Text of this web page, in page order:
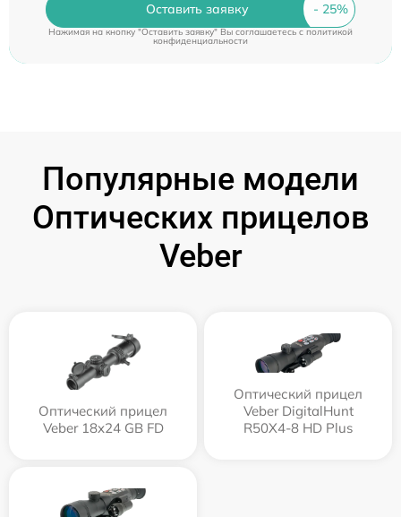
Оставить заявку
Нажимая на кнопку "Оставить заявку" Вы соглашаетесь cполитикой
конфиденциальности
Популярные модели
Оптических прицелов
Veber
Оптический прицел
Veber 18x24 GB FD
Оптический прицел
Veber DigitalHunt
R50X4-8 HD Plus